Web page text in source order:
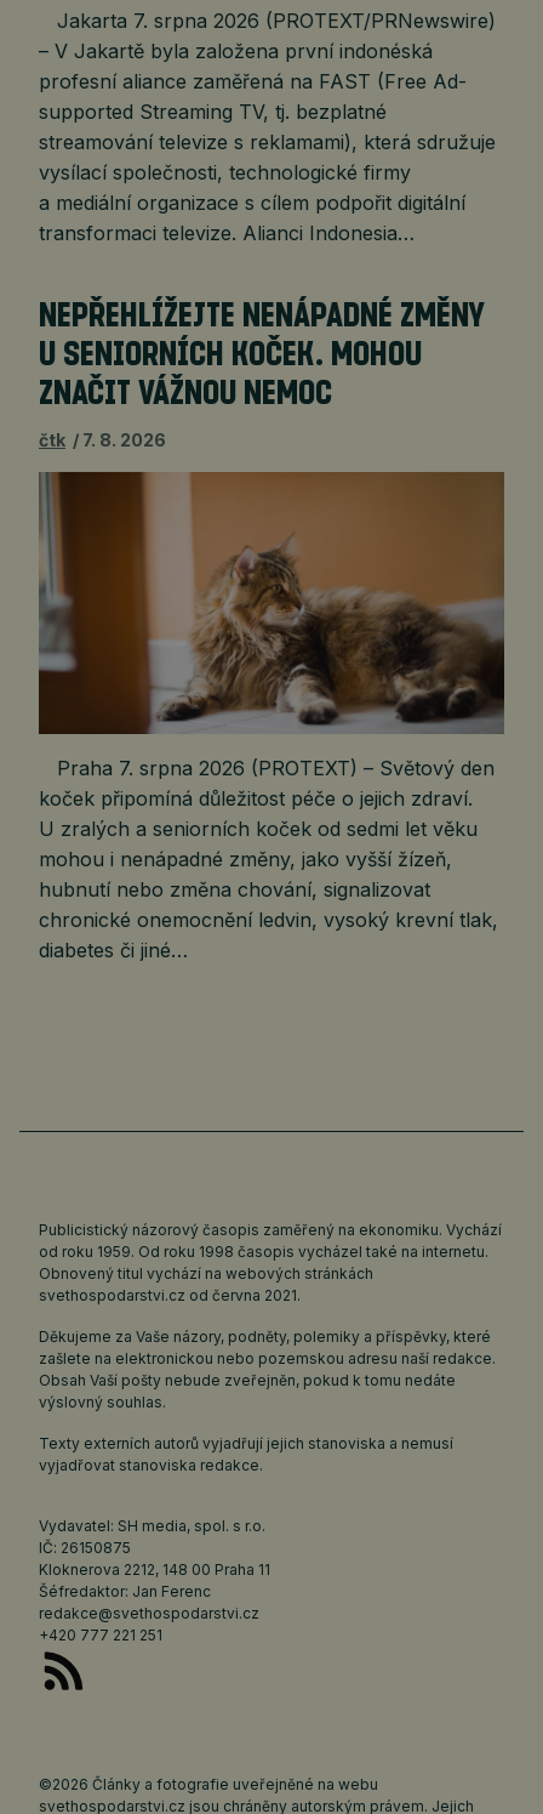
Jakarta 7. srpna 2026 (PROTEXT/PRNewswire)
– V Jakartě byla založena první indonéská
profesní aliance zaměřená na FAST (Free Ad-
supported Streaming TV, tj. bezplatné
streamování televize s reklamami), která sdružuje
vysílací společnosti, technologické firmy
a mediální organizace s cílem podpořit digitální
transformaci televize. Alianci Indonesia…
NEPŘEHLÍŽEJTE NENÁPADNÉ ZMĚNY
U SENIORNÍCH KOČEK. MOHOU
ZNAČIT VÁŽNOU NEMOC
čtk 7. 8. 2026
Praha 7. srpna 2026 (PROTEXT) – Světový den
koček připomíná důležitost péče o jejich zdraví.
U zralých a seniorních koček od sedmi let věku
mohou i nenápadné změny, jako vyšší žízeň,
hubnutí nebo změna chování, signalizovat
chronické onemocnění ledvin, vysoký krevní tlak,
diabetes či jiné…
Publicistický názorový časopis zaměřený na ekonomiku. Vychází
od roku 1959. Od roku 1998 časopis vycházel také na internetu.
Obnovený titul vychází na webových stránkách
svethospodarstvi.cz od června 2021.
Děkujeme za Vaše názory, podněty, polemiky a příspěvky, které
zašlete na elektronickou nebo pozemskou adresu naší redakce.
Obsah Vaší pošty nebude zveřejněn, pokud k tomu nedáte
výslovný souhlas.
Texty externích autorů vyjadřují jejich stanoviska a nemusí
vyjadřovat stanoviska redakce.
Vydavatel: SH media, spol. s r.o.
IČ: 26150875
Kloknerova 2212, 148 00 Praha 11
Šéfredaktor: Jan Ferenc
redakce@svethospodarstvi.cz
+420 777 221 251
©2026 Články a fotografie uveřejněné na webu
svethospodarstvi.cz jsou chráněny autorským právem. Jejich